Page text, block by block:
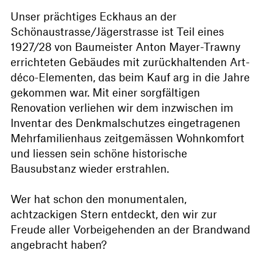
Unser prächtiges Eckhaus an der
Schönaustrasse/Jägerstrasse ist Teil eines
1927/28 von Baumeister Anton Mayer-Trawny
errichteten Gebäudes mit zurückhaltenden Art-
déco-Elementen, das beim Kauf arg in die Jahre
gekommen war. Mit einer sorgfältigen
Renovation verliehen wir dem inzwischen im
Inventar des Denkmalschutzes eingetragenen
Mehrfamilienhaus zeitgemässen Wohnkomfort
und liessen sein schöne historische
Bausubstanz wieder erstrahlen.
Wer hat schon den monumentalen,
achtzackigen Stern entdeckt, den wir zur
Freude aller Vorbeigehenden an der Brandwand
angebracht haben?